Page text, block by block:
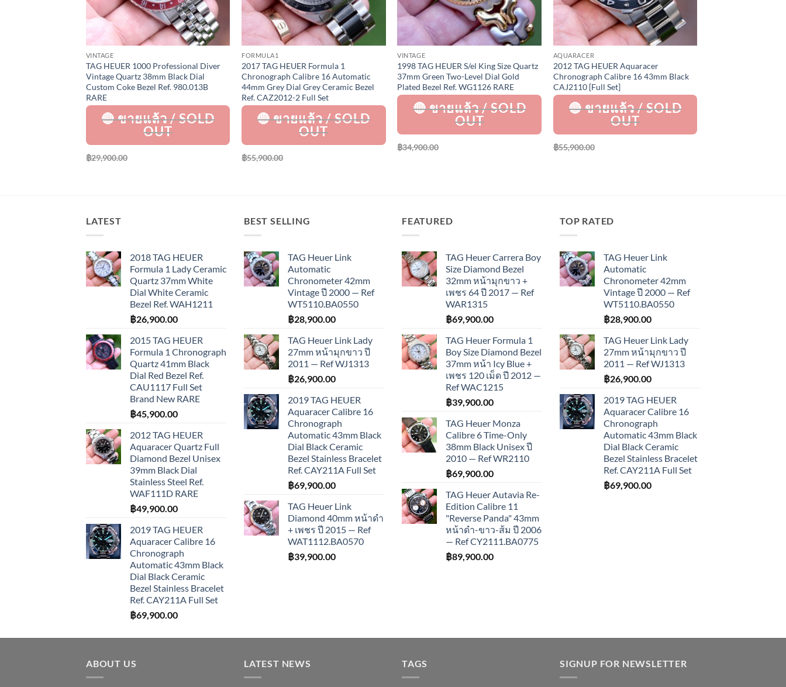
VINTAGE
TAG HEUER 1000 Professional Diver
Vintage Quartz 38mm Black Dial
Custom Coke Bezel Ref. 980.013B
RARE
฿29,900.00
FORMULA1
2017 TAG HEUER Formula 1
Chronograph Calibre 16 Automatic
44mm Grey Dial Grey Ceramic Bezel
Ref. CAZ2012-2 Full Set
฿55,900.00
VINTAGE
1998 TAG HEUER S/el King Size Quartz
37mm Green Two-Level Dial Gold
Plated Bezel Ref. WG1126 RARE
฿34,900.00
AQUARACER
2012 TAG HEUER Aquaracer
Chronograph Calibre 16 43mm Black
CAJ2110 [Full Set]
฿55,900.00
LATEST
2018 TAG HEUER
Formula 1 Lady Ceramic
Quartz 37mm White
Dial White Ceramic
Bezel Ref. WAH1211
฿26,900.00
2015 TAG HEUER
Formula 1 Chronograph
Quartz 41mm Black
Dial Red Bezel Ref.
CAU1117 Full Set
Brand New RARE
฿45,900.00
2012 TAG HEUER
Aquaracer Quartz Full
Diamond Bezel Unisex
39mm Black Dial
Stainless Steel Ref.
WAF111D RARE
฿49,900.00
2019 TAG HEUER
Aquaracer Calibre 16
Chronograph
Automatic 43mm Black
Dial Black Ceramic
Bezel Stainless Bracelet
Ref. CAY211A Full Set
฿69,900.00
BEST SELLING
TAG Heuer Link
Automatic
Chronometer 42mm
Vintage ปี 2000 — Ref
WT5110.BA0550
฿28,900.00
TAG Heuer Link Lady
27mm หน้ามุกขาว ปี
2011 — Ref WJ1313
฿26,900.00
2019 TAG HEUER
Aquaracer Calibre 16
Chronograph
Automatic 43mm Black
Dial Black Ceramic
Bezel Stainless Bracelet
Ref. CAY211A Full Set
฿69,900.00
TAG Heuer Link
Diamond 40mm หน้าดำ
+ เพชร ปี 2015 — Ref
WAT1112.BA0570
฿39,900.00
FEATURED
TAG Heuer Carrera Boy
Size Diamond Bezel
32mm หน้ามุกขาว +
เพชร 64 ปี 2017 — Ref
WAR1315
฿69,900.00
TAG Heuer Formula 1
Boy Size Diamond Bezel
37mm หน้า Icy Blue +
เพชร 120 เม็ด ปี 2012 —
Ref WAC1215
฿39,900.00
TAG Heuer Monza
Calibre 6 Time-Only
38mm Black Unisex ปี
2010 — Ref WR2110
฿69,900.00
TAG Heuer Autavia Re-
Edition Calibre 11
"Reverse Panda" 43mm
หน้าดำ-ขาว-ส้ม ปี 2006
— Ref CY2111.BA0775
฿89,900.00
TOP RATED
TAG Heuer Link
Automatic
Chronometer 42mm
Vintage ปี 2000 — Ref
WT5110.BA0550
฿28,900.00
TAG Heuer Link Lady
27mm หน้ามุกขาว ปี
2011 — Ref WJ1313
฿26,900.00
2019 TAG HEUER
Aquaracer Calibre 16
Chronograph
Automatic 43mm Black
Dial Black Ceramic
Bezel Stainless Bracelet
Ref. CAY211A Full Set
฿69,900.00
ABOUT US LATEST NEWS TAGS SIGNUP FOR NEWSLETTER